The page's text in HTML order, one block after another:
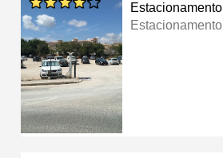
Estacionamento
Estacionamento